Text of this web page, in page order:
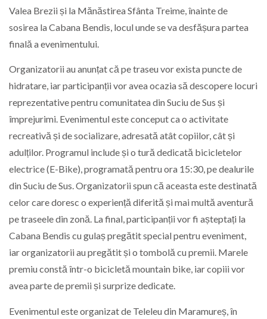
Valea Brezii și la Mănăstirea Sfânta Treime, înainte de
sosirea la Cabana Bendis, locul unde se va desfășura partea
finală a evenimentului.
Organizatorii au anunțat că pe traseu vor exista puncte de
hidratare, iar participanții vor avea ocazia să descopere locuri
reprezentative pentru comunitatea din Suciu de Sus și
împrejurimi. Evenimentul este conceput ca o activitate
recreativă și de socializare, adresată atât copiilor, cât și
adulților. Programul include și o tură dedicată bicicletelor
electrice (E-Bike), programată pentru ora 15:30, pe dealurile
din Suciu de Sus. Organizatorii spun că aceasta este destinată
celor care doresc o experiență diferită și mai multă aventură
pe traseele din zonă. La final, participanții vor fi așteptați la
Cabana Bendis cu gulaș pregătit special pentru eveniment,
iar organizatorii au pregătit și o tombolă cu premii. Marele
premiu constă într-o bicicletă mountain bike, iar copiii vor
avea parte de premii și surprize dedicate.
Evenimentul este organizat de Teleleu din Maramureș, în